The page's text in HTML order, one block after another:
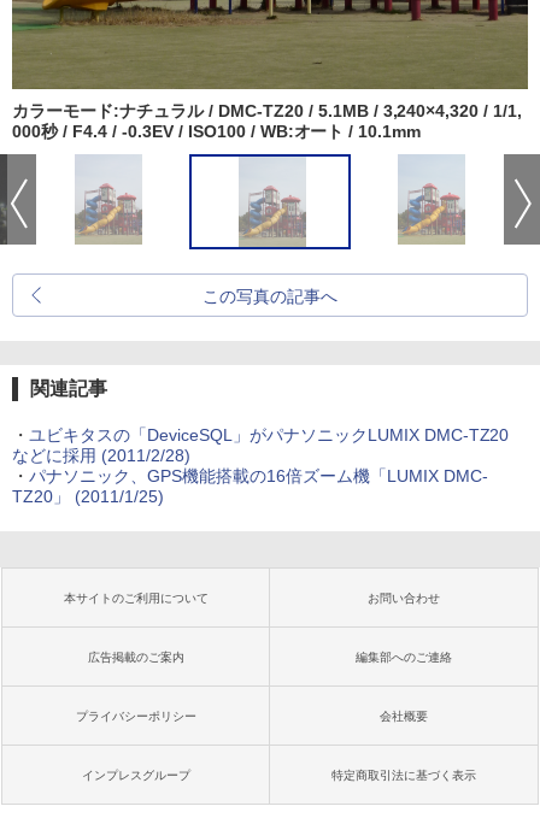
カラーモード:ナチュラル / DMC-TZ20 / 5.1MB / 3,240×4,320 / 1/1,
000秒 / F4.4 / -0.3EV / ISO100 / WB:オート / 10.1mm
この写真の記事へ
関連記事
・ ユビキタスの「DeviceSQL」がパナソニックLUMIX DMC-TZ20
などに採用 (2011/2/28)
・ パナソニック、GPS機能搭載の16倍ズーム機「LUMIX DMC-
TZ20」 (2011/1/25)
本サイトのご利用について お問い合わせ
広告掲載のご案内 編集部へのご連絡
プライバシーポリシー 会社概要
インプレスグループ 特定商取引法に基づく表示